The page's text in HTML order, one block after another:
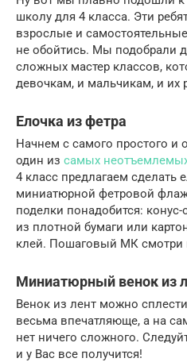
школу для 4 класса. Эти
взрослые и
не обойтись. Мы подобрали
сложных мастер классов,
девочкам, и мальчикам, и их
Елочка из фетра
Начнем с самого простого и
один из самых
4 класс предлагаем сделать
миниатюрной фетровой
поделки понадобится:
из плотной бумаги или
клей. Пошаговый МК смотри
Миниатюрный венок из
Венок из лент можно
весьма впечатляюще, а на
нет ничего сложного.
и у Вас все получится!